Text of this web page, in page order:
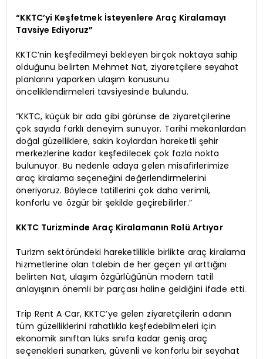
“KKTC’yi Keşfetmek İsteyenlere Araç Kiralamayı
Tavsiye Ediyoruz”
KKTC’nin keşfedilmeyi bekleyen birçok noktaya sahip
olduğunu belirten Mehmet Nat, ziyaretçilere seyahat
planlarını yaparken ulaşım konusunu
önceliklendirmeleri tavsiyesinde bulundu.
“KKTC, küçük bir ada gibi görünse de ziyaretçilerine
çok sayıda farklı deneyim sunuyor. Tarihi mekanlardan
doğal güzelliklere, sakin koylardan hareketli şehir
merkezlerine kadar keşfedilecek çok fazla nokta
bulunuyor. Bu nedenle adaya gelen misafirlerimize
araç kiralama seçeneğini değerlendirmelerini
öneriyoruz. Böylece tatillerini çok daha verimli,
konforlu ve özgür bir şekilde geçirebilirler.”
KKTC Turizminde Araç Kiralamanın Rolü Artıyor
Turizm sektöründeki hareketlilikle birlikte araç kiralama
hizmetlerine olan talebin de her geçen yıl arttığını
belirten Nat, ulaşım özgürlüğünün modern tatil
anlayışının önemli bir parçası haline geldiğini ifade etti.
Trip Rent A Car, KKTC’ye gelen ziyaretçilerin adanın
tüm güzelliklerini rahatlıkla keşfedebilmeleri için
ekonomik sınıftan lüks sınıfa kadar geniş araç
seçenekleri sunarken, güvenli ve konforlu bir seyahat